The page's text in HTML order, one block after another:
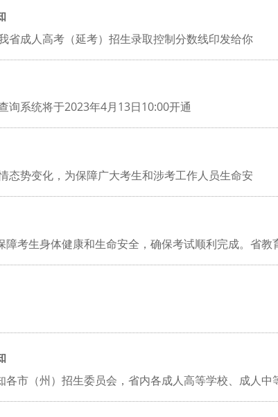
省成人高考（延考）招生录取控制分数线印发给你
询系统将于2023年4月13日10:00开通
态势变化，为保障广大考生和涉考工作人员生命安
考生身体健康和生命安全，确保考试顺利完成。省教
市（州）招生委员会，省内各成人高等学校、成人中